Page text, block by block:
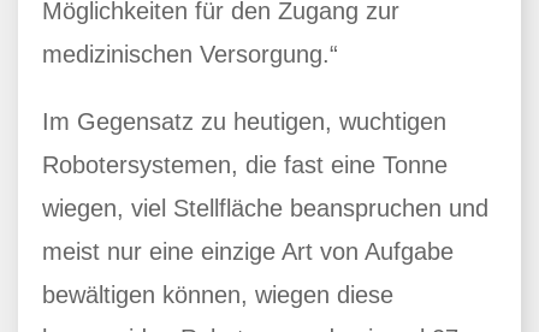
Möglichkeiten für den Zugang zur
medizinischen Versorgung.“
Im Gegensatz zu heutigen, wuchtigen
Robotersystemen, die fast eine Tonne
wiegen, viel Stellfläche beanspruchen und
meist nur eine einzige Art von Aufgabe
bewältigen können, wiegen diese